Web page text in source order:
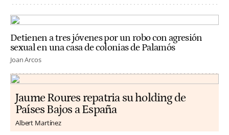
Detienen a tres jóvenes por un robo con agresión
sexual en una casa de colonias de Palamós
Joan Arcos
Jaume Roures repatria su holding de
Países Bajos a España
Albert Martínez